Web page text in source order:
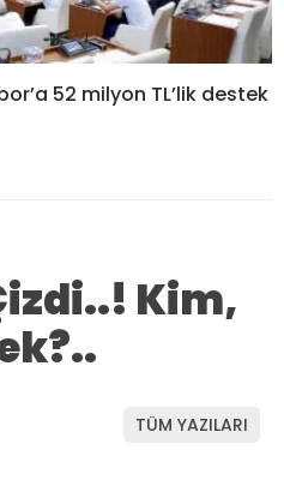
52 milyon TL’lik destek
Kim,
TÜM YAZILARI